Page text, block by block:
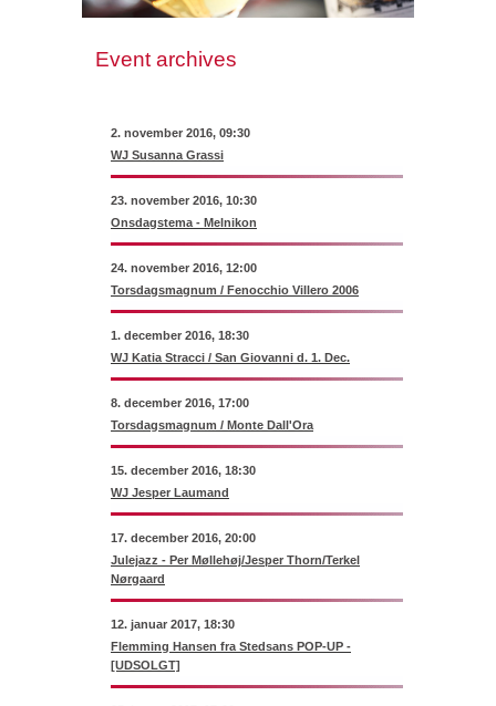
Event archives
2. november 2016, 09:30
WJ Susanna Grassi
23. november 2016, 10:30
Onsdagstema - Melnikon
24. november 2016, 12:00
Torsdagsmagnum / Fenocchio Villero 2006
1. december 2016, 18:30
WJ Katia Stracci / San Giovanni d. 1. Dec.
8. december 2016, 17:00
Torsdagsmagnum / Monte Dall'Ora
15. december 2016, 18:30
WJ Jesper Laumand
17. december 2016, 20:00
Julejazz - Per Møllehøj/Jesper Thorn/Terkel
Nørgaard
12. januar 2017, 18:30
Flemming Hansen fra Stedsans POP-UP -
[UDSOLGT]